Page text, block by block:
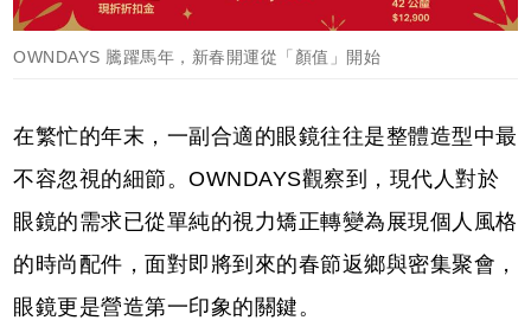
OWNDAYS 騰躍馬年，新春開運從「顏值」開始
在繁忙的年末，一副合適的眼鏡往往是整體造型中最
不容忽視的細節。OWNDAYS觀察到，現代人對於
眼鏡的需求已從單純的視力矯正轉變為展現個人風格
的時尚配件，面對即將到來的春節返鄉與密集聚會，
眼鏡更是營造第一印象的關鍵。